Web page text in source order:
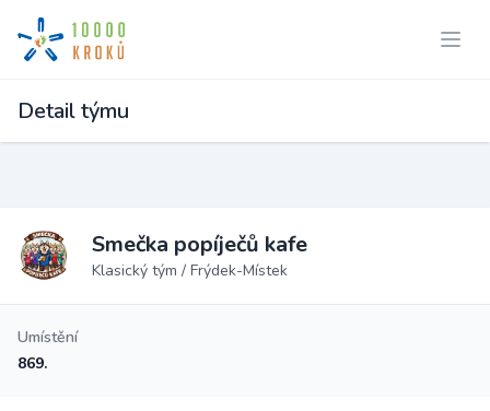
Detail týmu
Smečka popíječů kafe
Klasický tým / Frýdek-Místek
Umístění
869.